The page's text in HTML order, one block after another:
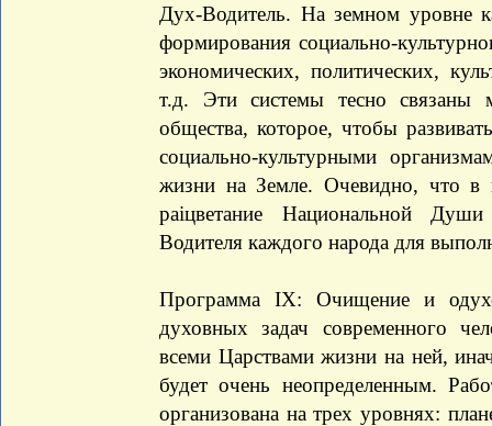
Дух-Водитель. На земном уровне
формирования социально-
экономических, политических,
т.д. Эти системы тесно связаны
общества, которое, чтобы
социально-культурными
жизни на Земле. Очевидно, что в
раiцветание Национальной
Водителя каждого народа для
Программа IX: Очищение и
духовных задач современного
всеми Царствами жизни на ней,
будет очень неопределенным.
организована на трех уровнях: